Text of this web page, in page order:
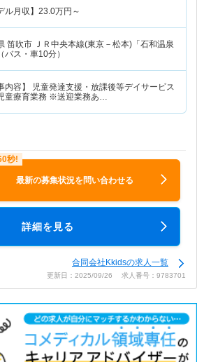
ル月収】 23.0万円～
笛吹市 ＪＲ中央本線(東京－松本)「石和温泉
バス・車10分）
内容】 児童発達支援・放課後等デイサービス
童療育業務 ※送迎業務あ…
最新の募集状況を問い合わせる
詳細を見る
合同会社Kkidsの求人一覧
更新日：2025/09/26 求人番号：9783701